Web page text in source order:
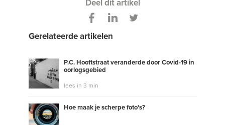
Deel dit artikel
Gerelateerde artikelen
P.C. Hooftstraat veranderde door Covid-19 in
oorlogsgebied
lees in 3 min
Hoe maak je scherpe foto's?